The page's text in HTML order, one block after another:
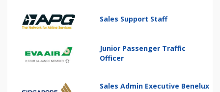
Sales Support Staff
Junior Passenger Traffic
Officer
Sales Admin Executive Benelux